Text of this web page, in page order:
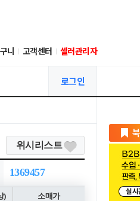
니 고객센터 셀러관리자
로그인
위시리스트
1369457
) 소매가